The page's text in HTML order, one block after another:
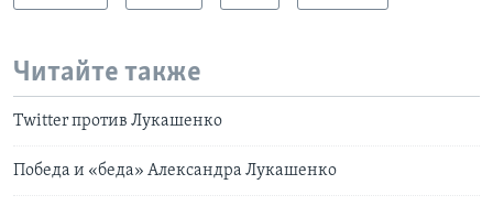
Читайте также
Twitter против Лукашенко
Победа и «беда» Александра Лукашенко